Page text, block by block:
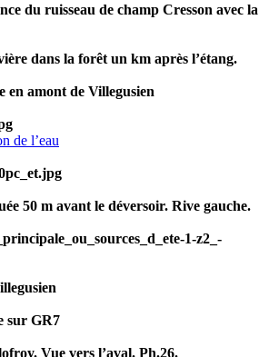
du ruisseau de champ Cresson avec la
dans la forêt un km après l’étang.
en amont de Villegusien
de l’eau
50 m avant le déversoir. Rive gauche.
1-z2_-
sur GR7
Vue vers l’aval. Ph.26.